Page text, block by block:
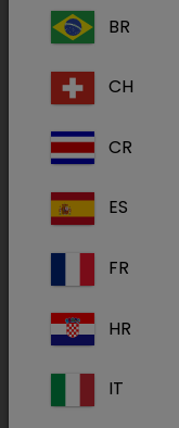
BR
CH
CR
ES
FR
HR
IT